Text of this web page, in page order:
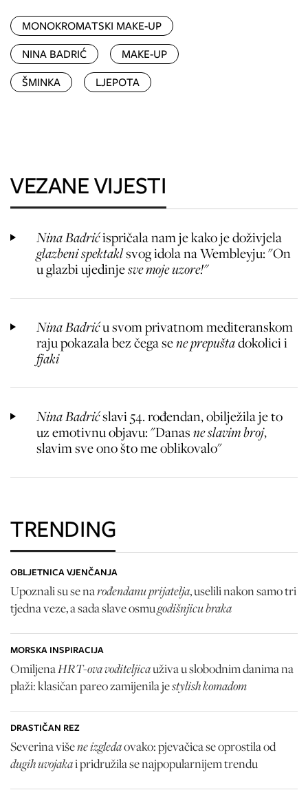
MONOKROMATSKI MAKE-UP
NINA BADRIĆ
MAKE-UP
ŠMINKA
LJEPOTA
VEZANE VIJESTI
Nina Badrićispričala nam je kako je doživjela
glazbeni spektaklsvog idola na Wembleyju: "On
u glazbi ujedinjesve moje uzore!"
Nina Badriću svom privatnom mediteranskom
raju pokazala bez čegasene prepuštadokolici i
fjaki
Nina Badrićslavi 54. rođendan, obilježila je to
uz emotivnu objavu: "Danasne slavim broj,
slavim sve ono što me oblikovalo"
TRENDING
OBLJETNICA VJENČANJA
Upoznali su se narođendanu prijatelja, uselili nakon samo tri
tjedna veze, a sada slave osmugodišnjicu braka
MORSKA INSPIRACIJA
OmiljenaHRT-ova voditeljicauživa u slobodnim danima na
plaži: klasičan pareo zamijenila jestylish komadom
DRASTIČAN REZ
Severina višene izgledaovako: pjevačica se oprostila od
dugih uvojakai pridružila se najpopularnijem trendu